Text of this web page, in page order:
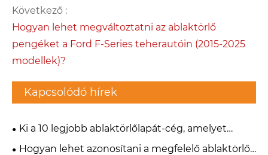
Következő :
Hogyan lehet megváltoztatni az ablaktörlő
pengéket a Ford F-Series teherautóin (2015-2025
modellek)?
Kapcsolódó hírek
Ki a 10 legjobb ablaktörlőlapát-cég, amelyet
érdemes figyelni 2026-ban?
Hogyan lehet azonosítani a megfelelő ablaktörlő-